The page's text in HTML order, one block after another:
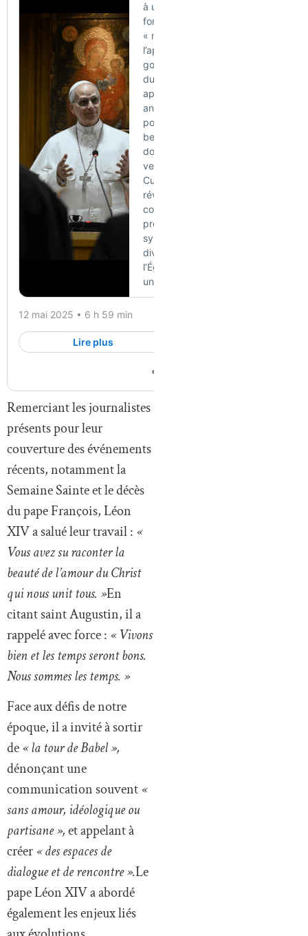
Remerciant les journalistes
présents pour leur
couverture des événements
récents, notamment la
Semaine Sainte et le décès
du pape François, Léon
XIV a salué leur travail : «
Vous avez su raconter la
beauté de l’amour du Christ
qui nous unit tous. »En
citant saint Augustin, il a
rappelé avec force : « Vivons
bien et les temps seront bons.
Nous sommes les temps. »
Face aux défis de notre
époque, il a invité à sortir
de« la tour de Babel »,
dénonçant une
communication souvent«
sans amour, idéologique ou
partisane »,et appelant à
créer« des espaces de
dialogue et de rencontre ».Le
pape Léon XIV a abordé
également les enjeux liés